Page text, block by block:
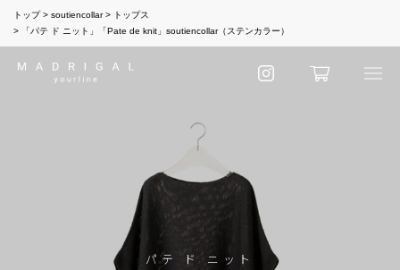
トップ soutiencollar
トップス
「パテ ド ニット」「Pate de knit」soutiencollar（ステンカラー）
パテ ド ニット